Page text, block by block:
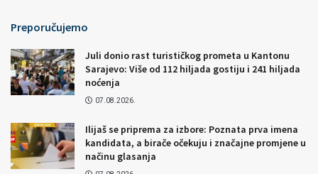
Preporučujemo
Juli donio rast turističkog prometa u Kantonu
Sarajevo: Više od 112 hiljada gostiju i 241 hiljada
noćenja
07.08.2026.
Ilijaš se priprema za izbore: Poznata prva imena
kandidata, a birače očekuju i značajne promjene u
načinu glasanja